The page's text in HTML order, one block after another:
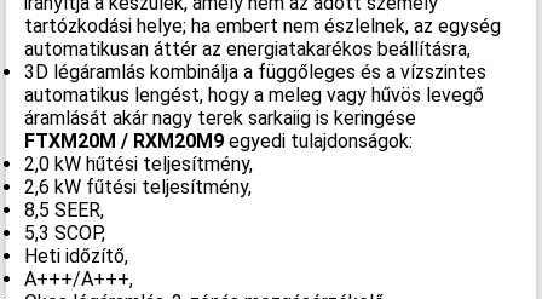
tartózkodási helye; ha embert nem észlelnek, az egység
automatikusan áttér az energiatakarékos beállításra,
3D légáramlás kombinálja a függőleges és a vízszintes
automatikus lengést, hogy a meleg vagy hűvös levegő
áramlását akár nagy terek sarkaiig is keringése
FTXM20M / RXM20M9 egyedi tulajdonságok:
2,0 kW hűtési teljesítmény,
2,6 kW fűtési teljesítmény,
8,5 SEER,
5,3 SCOP,
Heti időzítő,
A+++/A+++,